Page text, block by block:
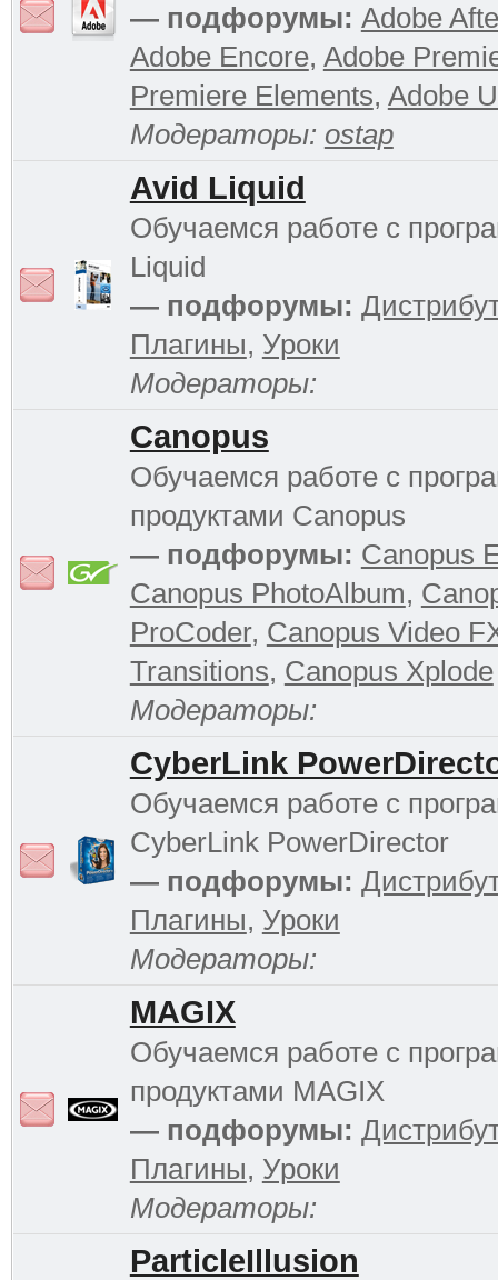
— подфорумы: Adobe
Adobe Encore, Adobe
Premiere Elements, Adobe
Модераторы: ostap
Avid Liquid
Обучаемся работе с
Liquid
— подфорумы:
Плагины, Уроки
Модераторы:
Canopus
Обучаемся работе с
продуктами Canopus
— подфорумы: Canopus
Canopus PhotoAlbum,
ProCoder, Canopus Video
Transitions, Canopus Xplode
Модераторы:
CyberLink
Обучаемся работе с
CyberLink PowerDirector
— подфорумы:
Плагины, Уроки
Модераторы:
MAGIX
Обучаемся работе с
продуктами MAGIX
— подфорумы:
Плагины, Уроки
Модераторы:
ParticleIllusion